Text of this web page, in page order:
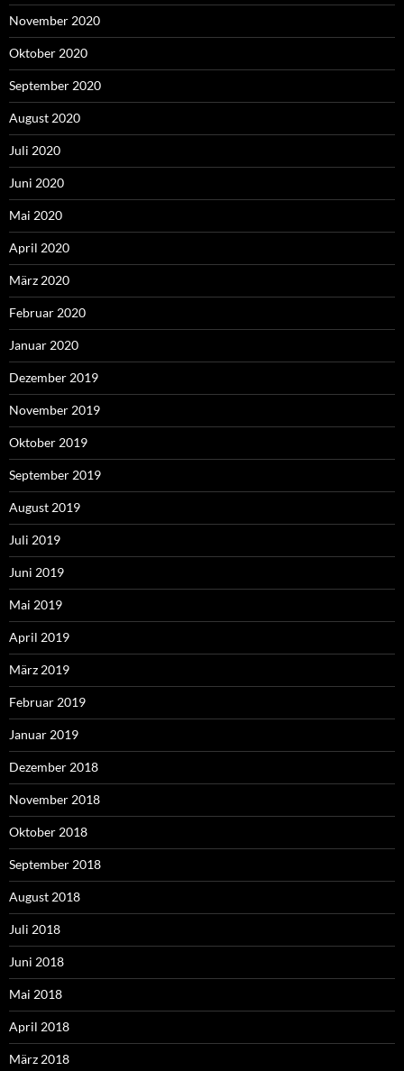
November 2020
Oktober 2020
September 2020
August 2020
Juli 2020
Juni 2020
Mai 2020
April 2020
März 2020
Februar 2020
Januar 2020
Dezember 2019
November 2019
Oktober 2019
September 2019
August 2019
Juli 2019
Juni 2019
Mai 2019
April 2019
März 2019
Februar 2019
Januar 2019
Dezember 2018
November 2018
Oktober 2018
September 2018
August 2018
Juli 2018
Juni 2018
Mai 2018
April 2018
März 2018